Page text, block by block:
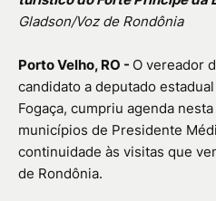
Gladson/Voz de Rondônia
Porto Velho, RO - O vereador
candidato a deputado
Fogaça, cumpriu agenda
municípios de Presidente
continuidade às visitas que
de Rondônia.